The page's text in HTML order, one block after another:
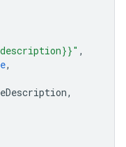
,
,
,